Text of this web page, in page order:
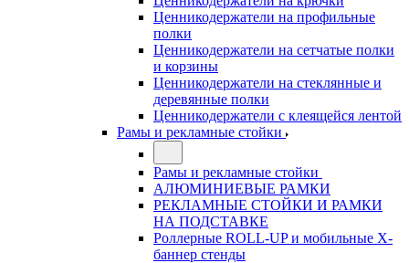
Ценникодержатели на профильные
полки
Ценникодержатели на сетчатые полки
и корзины
Ценникодержатели на стеклянные и
деревянные полки
Ценникодержатели с клеящейся лентой
Рамы и рекламные стойки
Рамы и рекламные стойки
АЛЮМИНИЕВЫЕ РАМКИ
РЕКЛАМНЫЕ СТОЙКИ И РАМКИ
НА ПОДСТАВКЕ
Роллерные ROLL-UP и мобильные X-
баннер стенды